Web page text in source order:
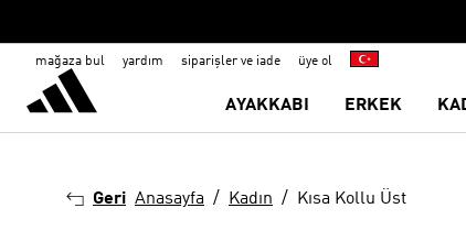
mağaza bul yardım siparişler ve iade üye ol
AYAKKABI ERKEK
Geri Anasayfa Kadın Kısa Kollu Üst